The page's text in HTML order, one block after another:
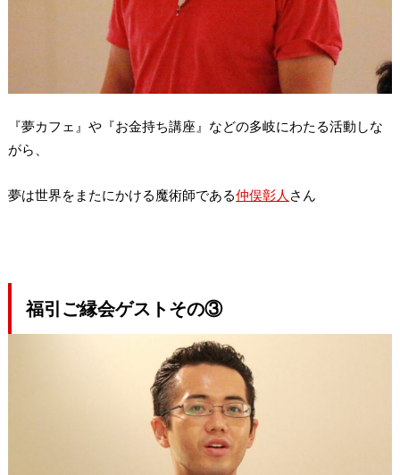
『夢カフェ』や『お金持ち講座』などの多岐にわたる活動しな
がら、
夢は世界をまたにかける魔術師である仲俣彰人 さん
福引ご縁会ゲストその③